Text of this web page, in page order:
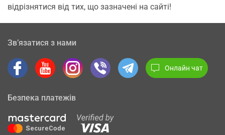
відрізнятися від тих, що зазначені на сайті!
Зв’язатися з нами
Онлайн чат
Безпека платежів